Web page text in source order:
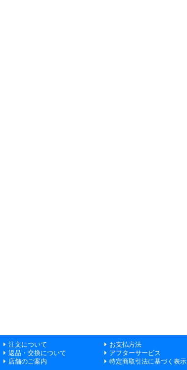
注文について
お支払方法
返品・交換について
アフターサービス
店舗のご案内
特定商取引法に基づく表示